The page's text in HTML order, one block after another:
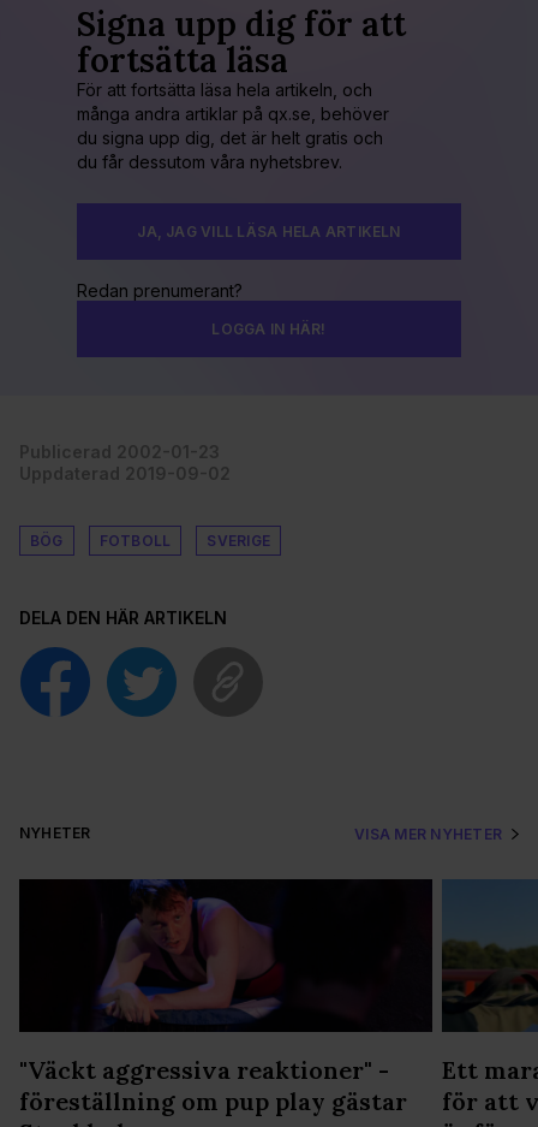
Signa upp dig för att
fortsätta läsa
För att fortsätta läsa hela artikeln, och
många andra artiklar på qx.se, behöver
du signa upp dig, det är helt gratis och
du får dessutom våra nyhetsbrev.
JA, JAG VILL LÄSA HELA ARTIKELN
Redan prenumerant?
LOGGA IN HÄR!
Publicerad 2002-01-23
Uppdaterad 2019-09-02
BÖG FOTBOLL SVERIGE
DELA DEN HÄR ARTIKELN
NYHETER VISA MER NYHETER
"Väckt aggressiva reaktioner" -
föreställning om pup play gästar
Ett
för att